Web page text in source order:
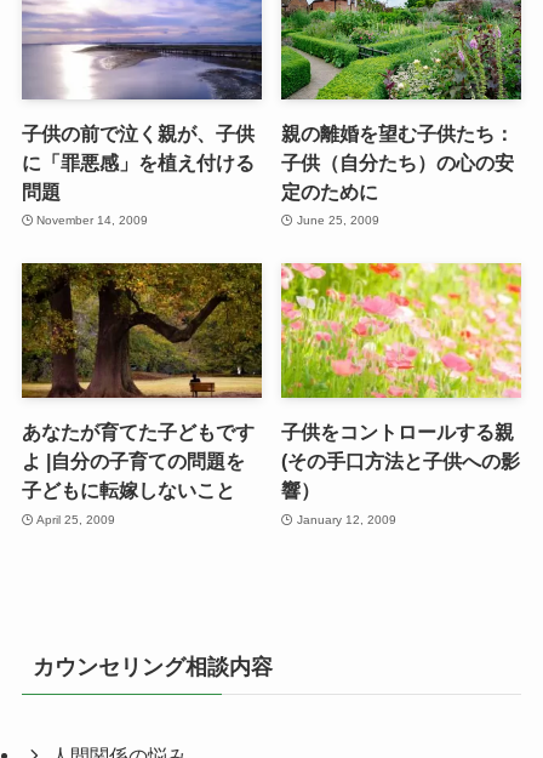
子供の前で泣く親が、子供
に「罪悪感」を植え付ける
問題
November 14, 2009
親の離婚を望む子供たち：
子供（自分たち）の心の安
定のために
June 25, 2009
あなたが育てた子どもです
よ |自分の子育ての問題を
子どもに転嫁しないこと
April 25, 2009
子供をコントロールする親
(その手口方法と子供への影
響）
January 12, 2009
カウンセリング相談内容